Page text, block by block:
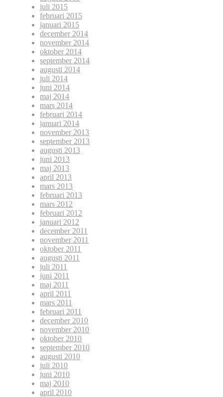
juli 2015
februari 2015
januari 2015
december 2014
november 2014
oktober 2014
september 2014
augusti 2014
juli 2014
juni 2014
maj 2014
mars 2014
februari 2014
januari 2014
november 2013
september 2013
augusti 2013
juni 2013
maj 2013
april 2013
mars 2013
februari 2013
mars 2012
februari 2012
januari 2012
december 2011
november 2011
oktober 2011
augusti 2011
juli 2011
juni 2011
maj 2011
april 2011
mars 2011
februari 2011
december 2010
november 2010
oktober 2010
september 2010
augusti 2010
juli 2010
juni 2010
maj 2010
april 2010